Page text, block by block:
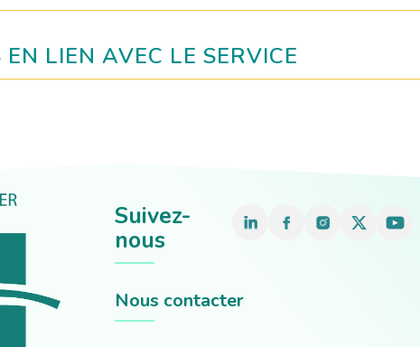
LIEN AVEC LE SERVICE
Suivez-
nous
Nous contacter